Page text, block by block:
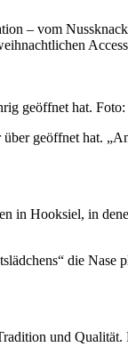
– vom
geöffnet hat.
geöffnet hat.
in Hooksiel, in
die Nase
und